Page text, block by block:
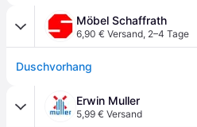
Möbel Schaffrath
6,90 € Versand, 2–4 Tage
Duschvorhang
Erwin Muller
5,99 € Versand